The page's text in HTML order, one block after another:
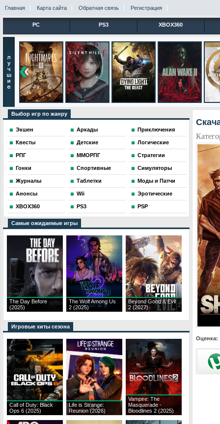
Главная Карта сайта Обратная связь Регистрация
PC PS3 XBOX360
Выбор игр по жанру
Экшен Аркады Приключения
Квесты Детские Логические
РПГ ММОРПГ Стратегии
Гонки Спортивные Симуляторы
Журналы Таблетки Моды и Патчи
Анонсы Wii Эротические
XBOX360 PS3 PSP
Самые ожидаемые игры
The Day Before
(2025)
The Wolf Among Us
2 (2025)
Beyond Good & Evil
2 (2027)
Игровые хиты сезона
Call of Duty: Black
Ops 6 (2025)
Life is Strange:
Reunion (2026)
Vampire: The
Masquerade -
Bloodlines 2 (2025)
Оценка: